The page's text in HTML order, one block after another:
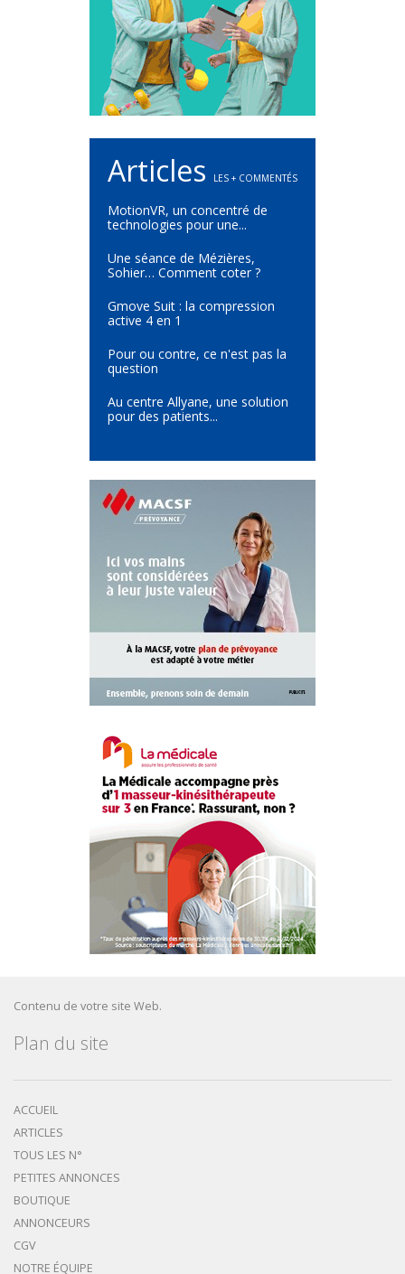
Articles LES + COMMENTÉS
MotionVR, un concentré de
technologies pour une...
Une séance de Mézières,
Sohier… Comment coter ?
Gmove Suit : la compression
active 4 en 1
Pour ou contre, ce n'est pas la
question
Au centre Allyane, une solution
pour des patients...
Contenu de votre site Web.
Plan du site
ACCUEIL
ARTICLES
TOUS LES N°
PETITES ANNONCES
BOUTIQUE
ANNONCEURS
CGV
NOTRE ÉQUIPE